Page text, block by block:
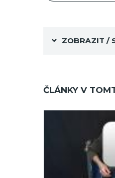
ZOBRAZIT /
ČLÁNKY V